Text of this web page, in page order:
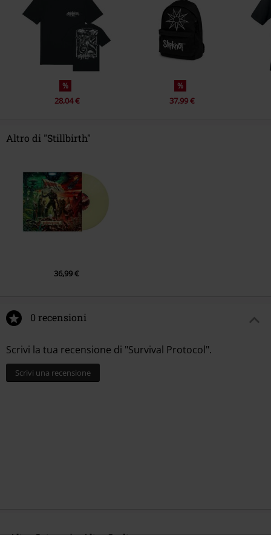
%
28,04 €
%
37,99 €
Altro di "Stillbirth"
36,99 €
0 recensioni
Scrivi la tua recensione di "Survival Protocol".
Scrivi una recensione
Altre Categorie. Altre Scelte.